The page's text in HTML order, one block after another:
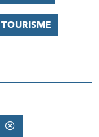
TOURISME